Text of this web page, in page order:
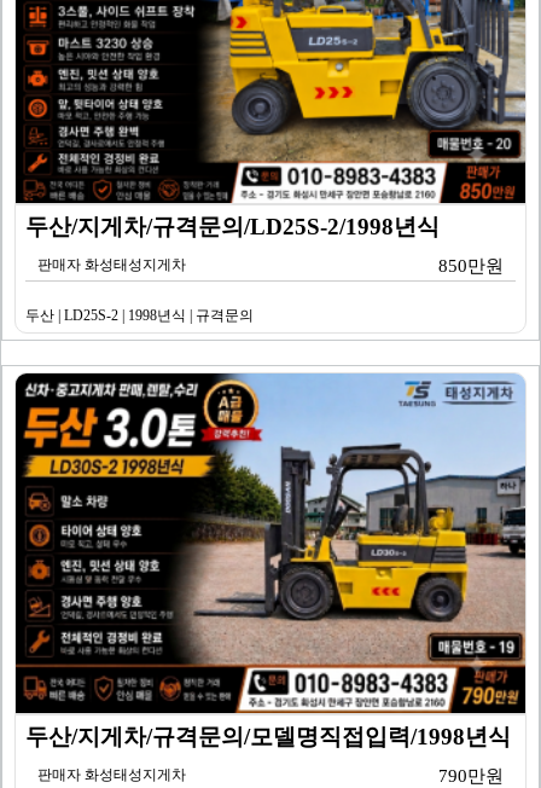
두산/지게차/규격문의/LD25S-2/1998년식
판매자 화성태성지게차 850만원
두산 | LD25S-2 | 1998년식 | 규격문의
두산/지게차/규격문의/모델명직접입력/1998년식
판매자 화성태성지게차 790만원